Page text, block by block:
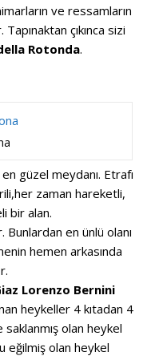
ve ressamların
çıkınca sizi
Rotonda.
güzel meydanı. Etrafı
zaman hareketli,
bir alan.
en ünlü olanı
hemen arkasında
Lorenzo Bernini
heykeller 4 kıtadan 4
olan heykel
eğilmiş olan heykel